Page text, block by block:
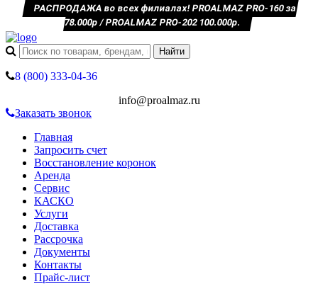
РАСПРОДАЖА во всех филиалах! PROALMAZ PRO-160 за
78.000р / PROALMAZ PRO-202 100.000р.
8 (800) 333-04-36
info@proalmaz.ru
Заказать звонок
Главная
Запросить счет
Восстановление коронок
Аренда
Сервис
КАСКО
Услуги
Доставка
Рассрочка
Документы
Контакты
Прайс-лист